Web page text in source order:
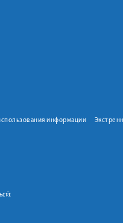
информации